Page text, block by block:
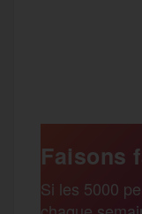
b
r
Faisons
Si les 5000